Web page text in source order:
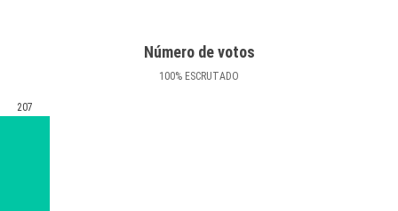
Número de votos
100% ESCRUTADO
207